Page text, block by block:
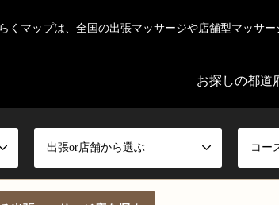
らくマップは、全国の出張マッサージや店舗型マッサ
お探しの都道
出張or店舗から選ぶ コー